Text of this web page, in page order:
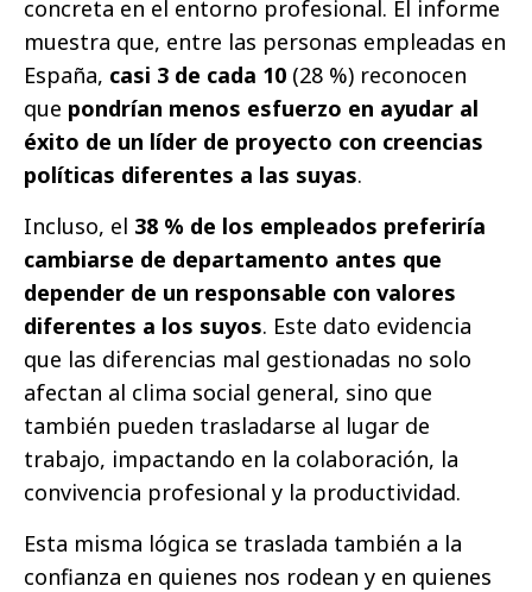
concreta en el entorno profesional. El informe
muestra que, entre las personas empleadas en
España, casi 3 de cada 10 (28 %) reconocen
que pondrían menos esfuerzo en ayudar al
éxito de un líder de proyecto con creencias
políticas diferentes a las suyas.
Incluso, el 38 % de los empleados preferiría
cambiarse de departamento antes que
depender de un responsable con valores
diferentes a los suyos. Este dato evidencia
que las diferencias mal gestionadas no solo
afectan al clima social general, sino que
también pueden trasladarse al lugar de
trabajo, impactando en la colaboración, la
convivencia profesional y la productividad.
Esta misma lógica se traslada también a la
confianza en quienes nos rodean y en quienes